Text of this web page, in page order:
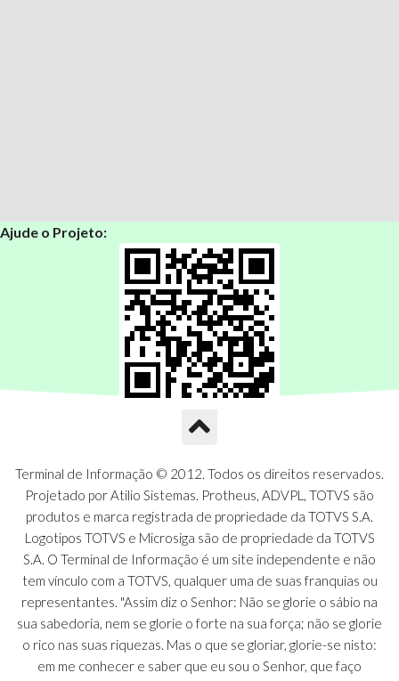
Ajude o Projeto:
Terminal de Informação © 2012. Todos os direitos reservados.
Projetado por Atilio Sistemas. Protheus, ADVPL, TOTVS são
produtos e marca registrada de propriedade da TOTVS S.A.
Logotipos TOTVS e Microsiga são de propriedade da TOTVS
S.A. O Terminal de Informação é um site independente e não
tem vínculo com a TOTVS, qualquer uma de suas franquias ou
representantes. "Assim diz o Senhor: Não se glorie o sábio na
sua sabedoria, nem se glorie o forte na sua força; não se glorie
o rico nas suas riquezas. Mas o que se gloriar, glorie-se nisto:
em me conhecer e saber que eu sou o Senhor, que faço